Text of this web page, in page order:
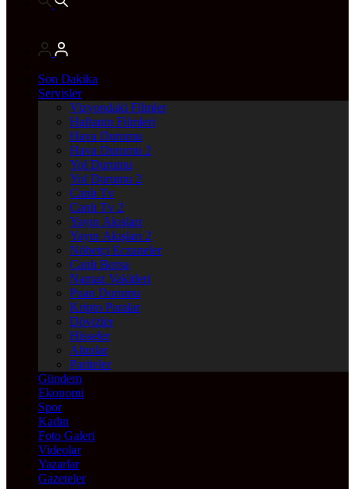
Son Dakika
Servisler
Vizyondaki Filmler
Haftanin Filmleri
Hava Durumu
Hava Durumu 2
Yol Durumu
Yol Durumu 2
Canlı Tv
Canlı Tv 2
Yayın Akışları
Yayın Akışları 2
Nöbetçi Eczaneler
Canlı Borsa
Namaz Vakitleri
Puan Durumu
Kripto Paralar
Dövizler
Hisseler
Altınlar
Pariteler
Gündem
Ekonomi
Spor
Kadın
Foto Galeri
Videolar
Yazarlar
Gazeteler